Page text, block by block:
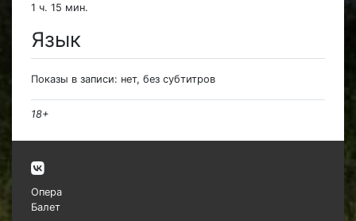
1 ч. 15 мин.
Язык
Показы в записи: нет, без субтитров
18+
Опера
Балет